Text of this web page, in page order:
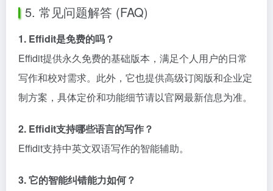
5. 常见问题解答 (FAQ)
1. Effidit是免费的吗？
Effidit提供永久免费的基础版本，满足个人用户的日常
写作和校对需求。此外，它也提供高级订阅版和企业定
制方案，具体定价和功能细节请以官网最新信息为准。
2. Effidit支持哪些语言的写作？
Effidit支持中英文双语写作的智能辅助。
3. 它的智能纠错能力如何？